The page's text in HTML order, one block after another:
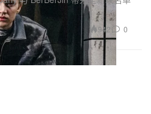
942 0